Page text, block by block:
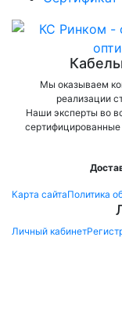
Мы оказываем
реализации
Наши эксперты во
сертифицированные
Карта сайтаПолитика
Личный кабинет